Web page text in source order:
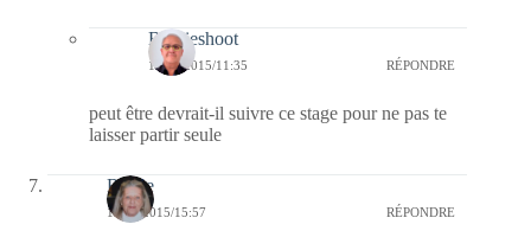
Bernieshoot
12/11/2015/11:35 RÉPONDRE
peut être devrait-il suivre ce stage pour ne pas te
laisser partir seule
Renee
10/11/2015/15:57 RÉPONDRE